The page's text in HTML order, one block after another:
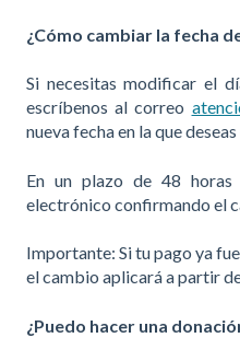
¿Cómo cambiar la fecha
Si necesitas modificar el
escríbenos al correo
nueva fecha en la que
En un plazo de 48 horas
electrónico confirmando el
Importante: Si tu pago ya
el cambio aplicará a partir
¿Puedo hacer una